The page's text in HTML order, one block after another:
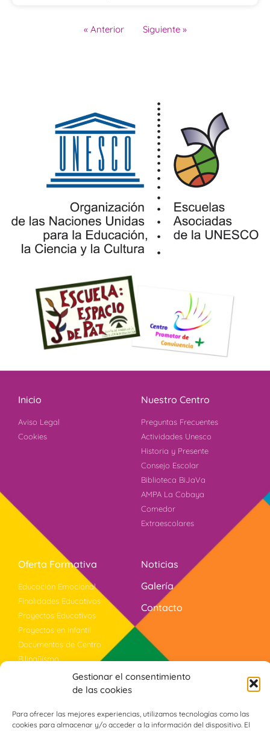
Gestionar el consentimiento
de las cookies
Para ofrecer las mejores experiencias, utilizamos tecnologías como las
cookies para almacenar y/o acceder a la información del dispositivo. El
« Anterior Siguiente »
Inicio
Aviso Legal
Cookies
Nuestro Centro
Preguntas Frecuentes
Actividades Unesco
Historia y Presente
Consejo Escolar
Biblioteca BiJaVa
AMPA La Cobaya
Comedor
Extraescolares
Oferta Formativa
Educación Emocional
Finalidades Educativas
Proyectos Educativos
Proyectos en Infantil
Documentos de Centro
Bilingüismo
Violencia Género
Noticias
Galería
Contacto